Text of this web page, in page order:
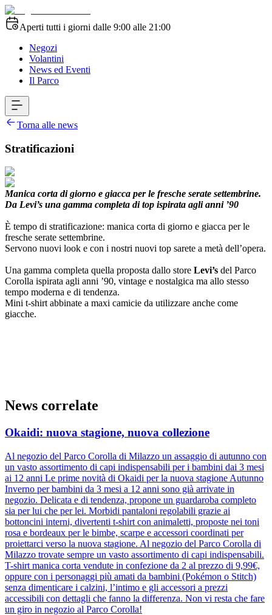
Aperti tutti i giorni dalle 9:00 alle 21:00
Negozi
Volantini
News ed Eventi
Il Parco
Torna alle news
Stratificazioni
Manica corta di giorno e giacca per le fresche serate settembrine.
Da Levi’s una gamma completa di top ispirata agli anni ’90
È tempo di stratificazione: manica corta di giorno e giacca per le
fresche serate settembrine.
Servono nuovi look e con i nostri nuovi top sarete a metà dell’opera.
Una gamma completa quella proposta dallo store Levi’s del Parco
Corolla ispirata agli anni ’90, vintage e nostalgica ma allo stesso
tempo moderna e di tendenza.
Mini t-shirt abbinate a maxi camicie da utilizzare anche come
giacche.
News correlate
Okaidi: nuova stagione, nuova collezione
Al negozio del Parco Corolla di Milazzo un assaggio di autunno con
un vasto assortimento di capi indispensabili per i bambini dai 3 mesi
ai 12 anni Le prime novità di Okaidi per la nuova stagione Autunno
Inverno per bambini da 3 mesi a 12 anni sono già arrivate in
negozio. Delicata e di tendenza, propone un guardaroba completo
sia per lui che per lei. Morbidi pantaloni regolabili grazie ai
bottoncini interni, divertenti t-shirt con animaletti, proposte nei toni
rosa e bordeaux per le bimbe, scarpe e accessori coordinati per
proiettarci verso la nuova stagione. Al negozio del Parco Corolla di
Milazzo trovate sempre un vasto assortimento di capi indispensabili.
T-shirt manica corta vendute in confezione da 2 al prezzo di 9,99€,
oppure con i personaggi più amati da bambini (Pokémon o Stitch)
senza dimenticare i calzini, l’intimo e gli accessori a prezzi
accessibili con dettagli che fanno la differenza. Non vi resta che fare
un giro in negozio al Parco Corolla!